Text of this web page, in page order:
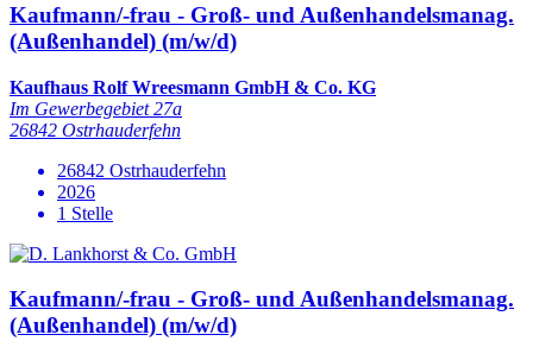
Kaufmann/-frau - Groß- und Außenhandelsmanag.
(Außenhandel) (m/w/d)
Kaufhaus Rolf Wreesmann GmbH & Co. KG
Im Gewerbegebiet 27a
26842 Ostrhauderfehn
26842 Ostrhauderfehn
2026
1 Stelle
Kaufmann/-frau - Groß- und Außenhandelsmanag.
(Außenhandel) (m/w/d)